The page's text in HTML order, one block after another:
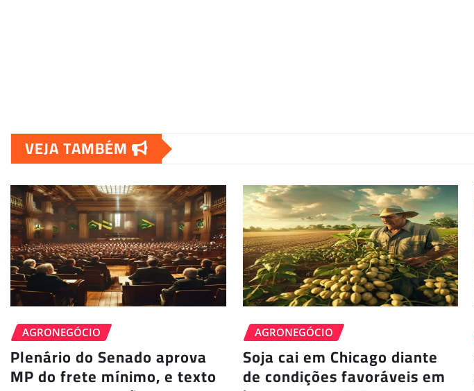
VEJA TAMBÉM
AGRONEGÓCIO
Plenário do Senado aprova
MP do frete mínimo, e texto
AGRONEGÓCIO
Soja cai em Chicago diante
de condições favoráveis em